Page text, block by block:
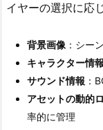
ト
要
2.
2.
デ
ー
イヤーの選択に応
背景画像 ：シー
キャラクター情報
サウンド情報 ：
アセットの動的
率的に管理